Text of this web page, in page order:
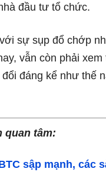
đầu tư tổ chức.
sự sụp đổ chớp
vẫn còn phải
đáng kể như thế
quan tâm:
sập mạnh, các